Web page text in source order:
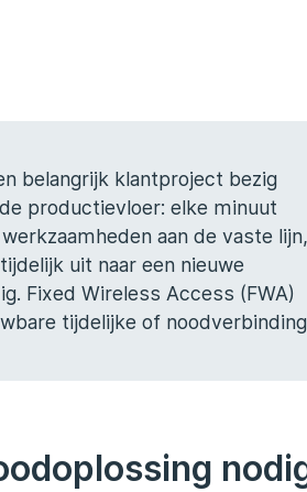
belangrijk klantproject bezig
productievloer: elke minuut
aan de vaste lijn,
uit naar een nieuwe
Fixed Wireless Access (FWA)
tijdelijke of